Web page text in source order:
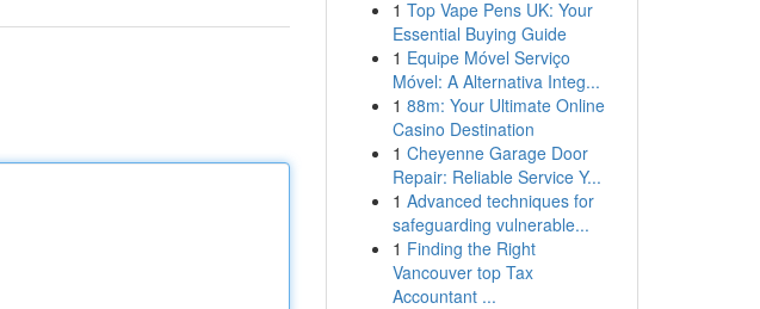
1 Top Vape Pens UK: Your
Essential Buying Guide
1 Equipe Móvel Serviço
Móvel: A Alternativa Integ...
1 88m: Your Ultimate Online
Casino Destination
1 Cheyenne Garage Door
Repair: Reliable Service Y...
1 Advanced techniques for
safeguarding vulnerable...
1 Finding the Right
Vancouver top Tax
Accountant ...